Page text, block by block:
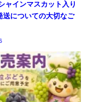
ャインマスカット入り
送についての大切なご